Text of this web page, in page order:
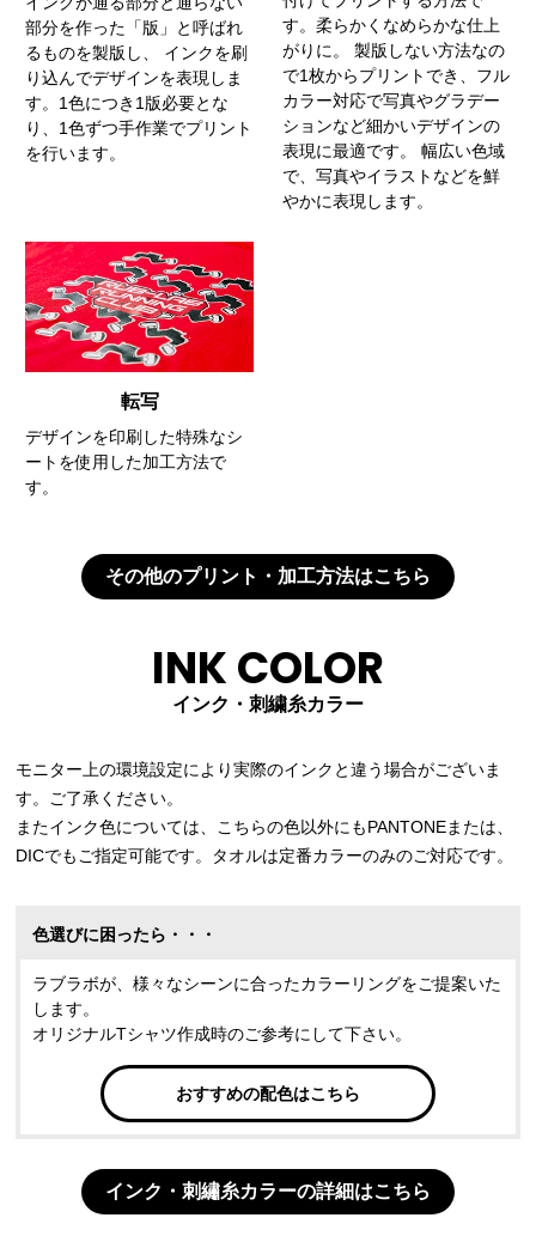
部分を作った「版」と呼ばれ
るものを製版し、 インクを刷
り込んでデザインを表現しま
す。1色につき1版必要とな
り、1色ずつ手作業でプリント
を行います。
す。柔らかくなめらかな仕上
がりに。 製版しない方法なの
で1枚からプリントでき、フル
カラー対応で写真やグラデー
ションなど細かいデザインの
表現に最適です。 幅広い色域
で、写真やイラストなどを鮮
やかに表現します。
転写
デザインを印刷した特殊なシ
ートを使用した加工方法で
す。
その他のプリント・加工方法はこちら
INK COLOR
インク・刺繍糸カラー
モニター上の環境設定により実際のインクと違う場合がございま
す。ご了承ください。
またインク色については、こちらの色以外にもPANTONEまたは、
DICでもご指定可能です。タオルは定番カラーのみのご対応です。
色選びに困ったら・・・
ラブラボが、様々なシーンに合ったカラーリングをご提案いた
します。
オリジナルTシャツ作成時のご参考にして下さい。
おすすめの配色はこちら
インク・刺繡糸カラーの詳細はこちら